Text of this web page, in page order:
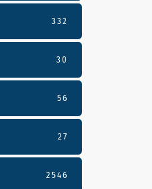
332
30
56
27
2546